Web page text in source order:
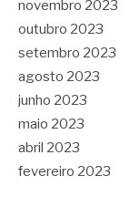
novembro 2023
outubro 2023
setembro 2023
agosto 2023
junho 2023
maio 2023
abril 2023
fevereiro 2023